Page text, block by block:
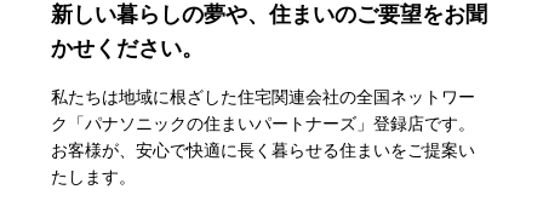
新しい暮らしの夢や、住まいのご要望をお聞
かせください。
私たちは地域に根ざした住宅関連会社の全国ネットワー
ク「パナソニックの住まいパートナーズ」登録店です。
お客様が、安心で快適に長く暮らせる住まいをご提案い
たします。